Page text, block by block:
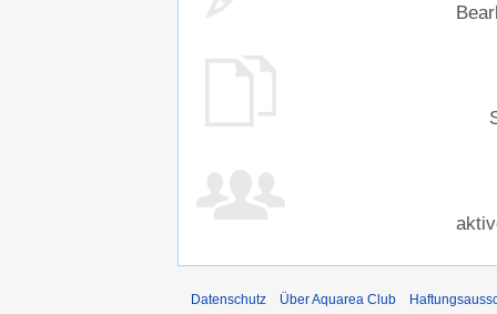
Datenschutz Über Aquarea Club